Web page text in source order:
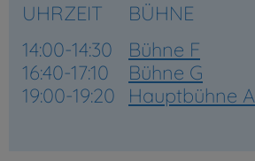
UHRZEIT
BÜHNE
14:00-14:30
Bühne F
16:40-17:10
Bühne G
19:00-19:20
Hauptbühne A